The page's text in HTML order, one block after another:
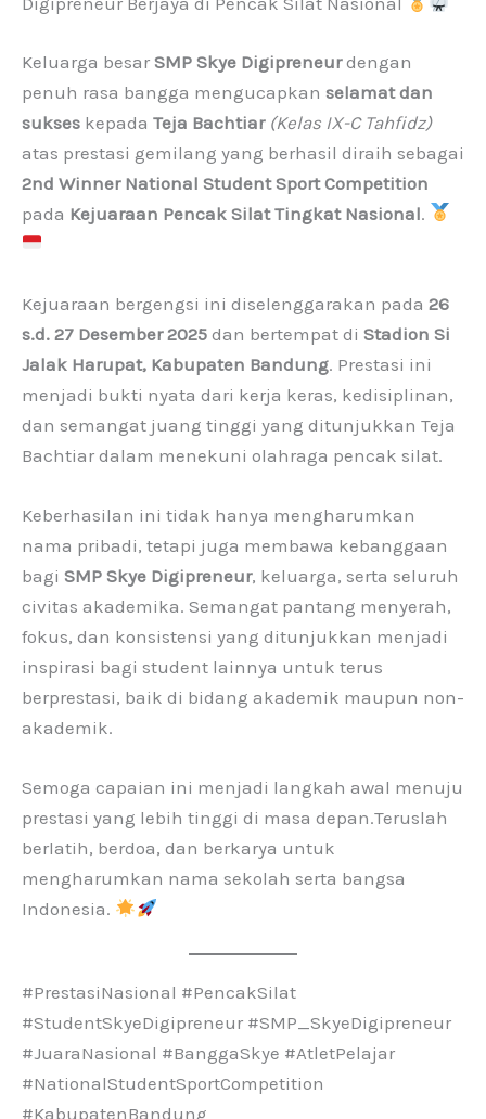
Keluarga besar SMP Skye Digipreneurdengan
penuh rasa bangga mengucapkan selamat dan
sukses kepada Teja Bachtiar (Kelas IX-C Tahfidz)
atas prestasi gemilang yang berhasil diraih sebagai
2nd Winner National Student Sport Competition
pada Kejuaraan Pencak Silat Tingkat Nasional.
Kejuaraan bergengsi ini diselenggarakan pada 26
s.d. 27 Desember 2025 dan bertempat di Stadion Si
Jalak Harupat, Kabupaten Bandung. Prestasi ini
menjadi bukti nyata dari kerja keras, kedisiplinan,
dan semangat juang tinggi yang ditunjukkan Teja
Bachtiar dalam menekuni olahraga pencak silat.
Keberhasilan ini tidak hanya mengharumkan
nama pribadi, tetapi juga membawa kebanggaan
bagi SMP Skye Digipreneur, keluarga, serta seluruh
civitas akademika. Semangat pantang menyerah,
fokus, dan konsistensi yang ditunjukkan menjadi
inspirasi bagi student lainnya untuk terus
berprestasi, baik di bidang akademik maupun non-
akademik.
Semoga capaian ini menjadi langkah awal menuju
prestasi yang lebih tinggi di masa depan.Teruslah
berlatih, berdoa, dan berkarya untuk
mengharumkan nama sekolah serta bangsa
Indonesia.
#PrestasiNasional #PencakSilat
#StudentSkyeDigipreneur #SMP_SkyeDigipreneur
#JuaraNasional #BanggaSkye #AtletPelajar
#NationalStudentSportCompetition
#KabupatenBandung